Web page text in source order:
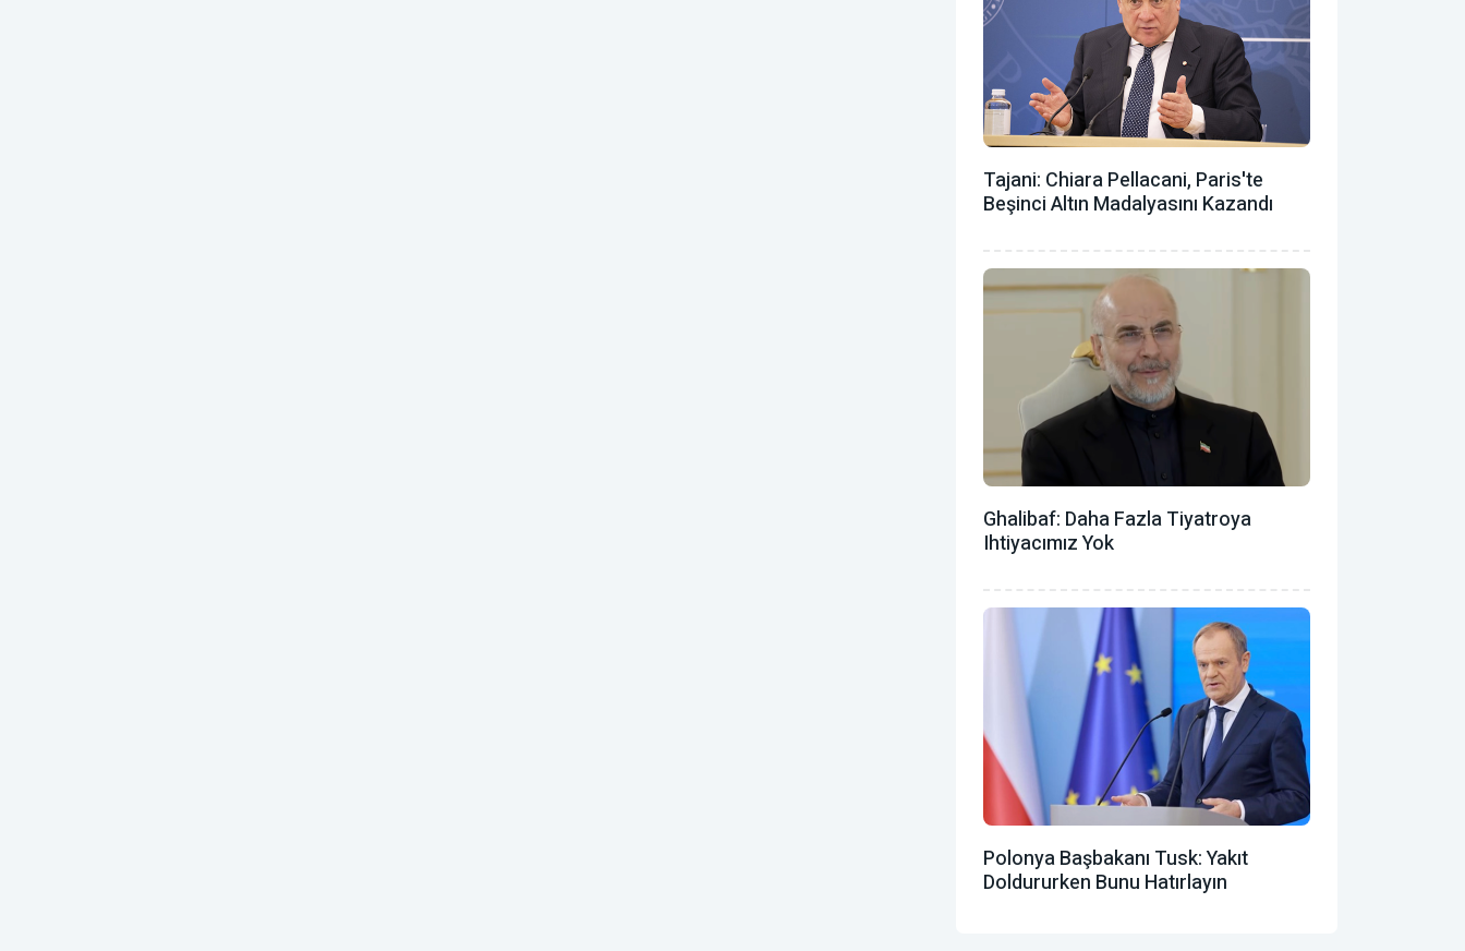
Tajani: Chiara Pellacani, Paris'te
Beşinci Altın Madalyasını Kazandı
Ghalibaf: Daha Fazla Tiyatroya
Ihtiyacımız Yok
Polonya Başbakanı Tusk: Yakıt
Doldururken Bunu Hatırlayın